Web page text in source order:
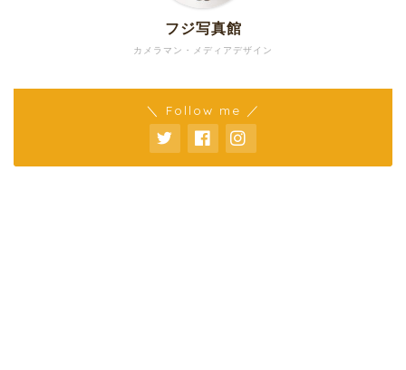
カメラマン・メディアデザイン
フジ写真館
＼ Follow me ／